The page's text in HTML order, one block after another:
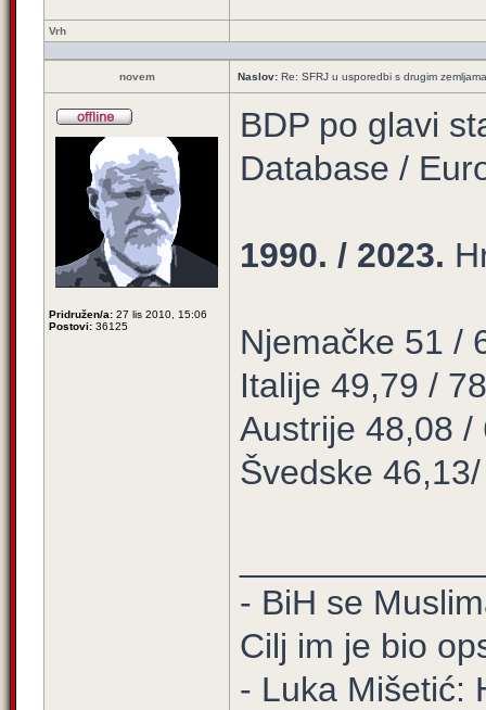
Vrh
novem Naslov: Re: SFRJ u usporedbi s drugim zemljama
Pridružen/a: 27 lis 2010, 15:06
Postovi: 36125
BDP po glavi
Database /
1990. / 2023.
Njemačke 51 /
Italije 49,79 /
Austrije 48,08 /
Švedske
- BiH se
Cilj im je bio
- Luka Mišetić: